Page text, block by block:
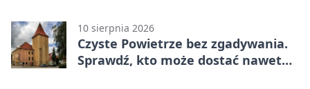
10 sierpnia 2026
Czyste Powietrze bez zgadywania.
Sprawdź, kto może dostać nawet